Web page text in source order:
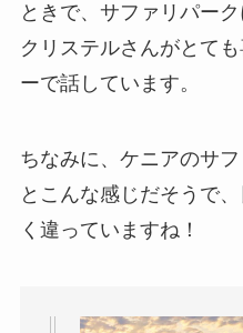
ときで、サファリパー
クリステルさんがとて
ーで話しています。
ちなみに、ケニアのサ
とこんな感じだそうで
く違っていますね！